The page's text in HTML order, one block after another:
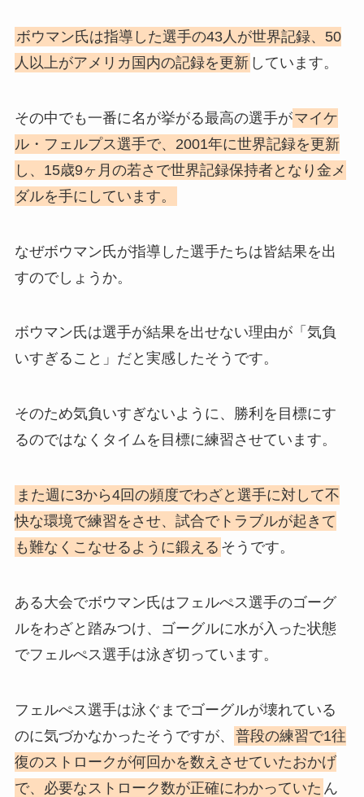
ボウマン氏は指導した選手の43人が世界記録、50
人以上がアメリカ国内の記録を更新 しています。
その中でも一番に名が挙がる最高の選手がマイケ
ル・フェルプス選手で、2001年に世界記録を更新
し、15歳9ヶ月の若さで世界記録保持者となり金メ
ダルを手にしています。
なぜボウマン氏が指導した選手たちは皆結果を出
すのでしょうか。
ボウマン氏は選手が結果を出せない理由が「気負
いすぎること」だと実感したそうです。
そのため気負いすぎないように、勝利を目標にす
るのではなくタイムを目標に練習させています。
また週に3から4回の頻度でわざと選手に対して不
快な環境で練習をさせ、試合でトラブルが起きて
も難なくこなせるように鍛える そうです。
ある大会でボウマン氏はフェルぺス選手のゴーグ
ルをわざと踏みつけ、ゴーグルに水が入った状態
でフェルぺス選手は泳ぎ切っています。
フェルぺス選手は泳ぐまでゴーグルが壊れている
のに気づかなかったそうですが、
普段の練習で1往
復のストロークが何回かを数えさせていたおかげ
で、必要なストローク数が正確にわかっていた ん